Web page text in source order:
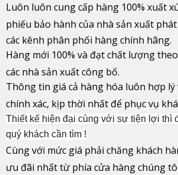
Luôn luôn cung cấp hàng 100% xuất
phiếu bảo hành của nhà sản xuất
các kênh phân phối hàng chính hãng.
Hàng mới 100% và đạt chất lượng
các nhà sản xuất công bố.
Thông tin giá cả hàng hóa luôn hợp lý
chính xác, kịp thời nhất để phục vụ
Thiết kế hiện đại cùng với sự tiện lợi thì
quý khách cần tìm !
Cùng với mức giá phải chăng khách
ưu đãi nhất từ phía cửa hàng chúng